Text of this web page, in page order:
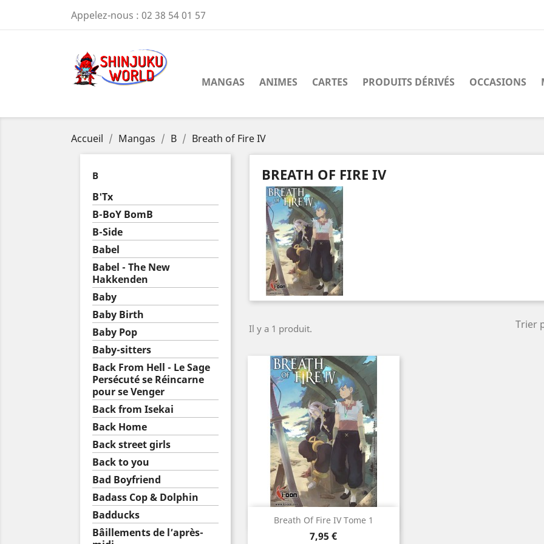
Appelez-nous : 02 38 54 01 57
MANGAS ANIMES CARTES PRODUITS DÉRIVÉS OCCASIONS
Accueil Mangas B Breath of Fire IV
B
B'Tx
B-BoY BomB
B-Side
Babel
Babel - The New
Hakkenden
Baby
Baby Birth
Baby Pop
Baby-sitters
Back From Hell - Le Sage
Persécuté se Réincarne
pour se Venger
Back from Isekai
Back Home
Back street girls
Back to you
Bad Boyfriend
Badass Cop & Dolphin
Badducks
Bâillements de l’après-
BREATH OF FIRE IV
Il y a 1 produit.
Trier
Breath Of Fire IV Tome 1
Prix
7,95 €
Aperçu rapide